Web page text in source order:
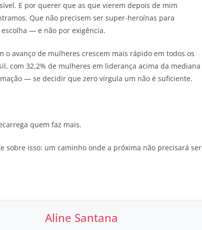
E por querer que as que vierem depois de mim
Que não precisem ser super-heroínas para
— e não por exigência.
avanço de mulheres crescem mais rápido em todos os
com 32,2% de mulheres em liderança acima da mediana
— se decidir que zero vírgula um não é suficiente.
quem faz mais.
sobre isso: um caminho onde a próxima não precisará ser
Aline Santana